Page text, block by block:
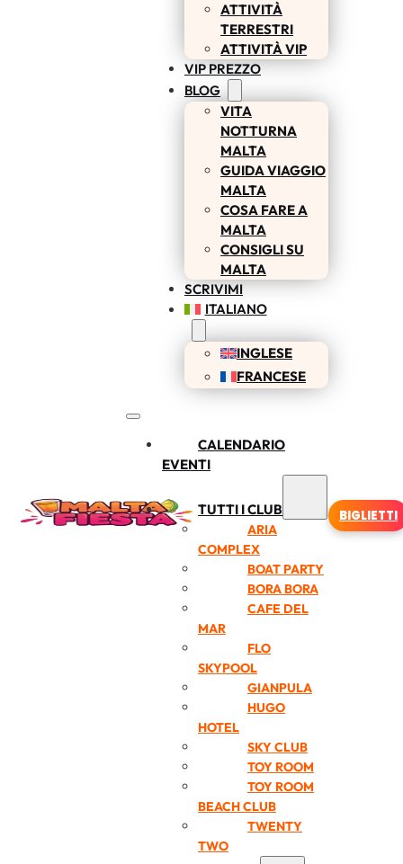
ATTIVITÀ
TERRESTRI
ATTIVITÀ VIP
VIP PREZZO
BLOG
VITA
NOTTURNA
MALTA
GUIDA VIAGGIO
MALTA
COSA FARE A
MALTA
CONSIGLI SU
MALTA
SCRIVIMI
ITALIANO
INGLESE
FRANCESE
CALENDARIO
EVENTI
TUTTI I CLUB
ARIA
COMPLEX
BOAT PARTY
BORA BORA
CAFE DEL
MAR
FLO
SKYPOOL
GIANPULA
HUGO
HOTEL
SKY CLUB
TOY ROOM
TOY ROOM
BEACH CLUB
TWENTY
TWO
BIGLIETTI